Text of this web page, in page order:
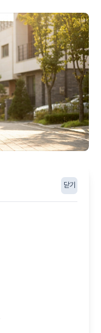
닫기